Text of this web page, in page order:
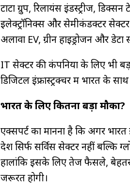
टाटा ग्रुप, रिलायंस इंडस्ट्रीज,
इलेक्ट्रॉनिक्स और सेमीकंडक्टर
अलावा EV, ग्रीन हाइड्रोजन और
IT सेक्टर की कंपनियों के लिए भी
डिजिटल इंफ्रास्ट्रक्चर में भारत के
भारत के लिए कितना बड़ा मौका?
एक्सपर्ट का मानना है कि अगर
देश सिर्फ सर्विस सेक्टर नहीं बल्कि
हालांकि इसके लिए तेज फैसले, बेहतर
जरूरत होगी।